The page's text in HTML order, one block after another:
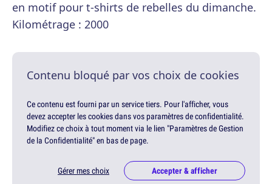
en motif pour t-shirts de rebelles du dimanche.
Kilométrage : 2000
Contenu bloqué par vos choix de cookies
Ce contenu est fourni par un service tiers. Pour l'afficher, vous
devez accepter les cookies dans vos paramètres de confidentialité.
Modifiez ce choix à tout moment via le lien "Paramètres de Gestion
de la Confidentialité" en bas de page.
Gérer mes choix Accepter & afficher